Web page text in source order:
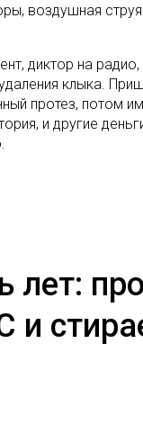
воздушная струя
диктор на радио,
клыка.
протез, потом
и другие
лет:
и